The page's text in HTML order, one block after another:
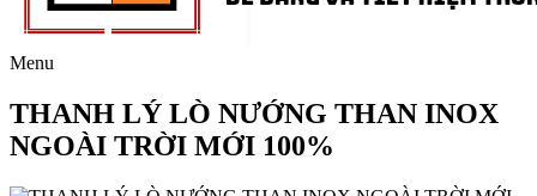
Menu
THANH LÝ LÒ NƯỚNG THAN INOX
NGOÀI TRỜI MỚI 100%